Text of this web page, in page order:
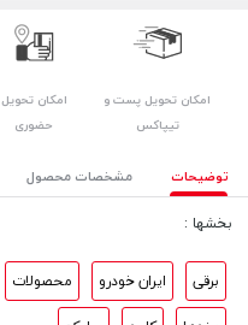
امکان تحویل پست و
تیپاکس
امکان تحویل
حضوری
توضیحات مشخصات محصول
بخشها :
برقی ایران خودرو محصولات